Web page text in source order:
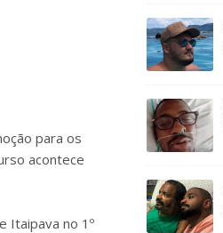
para os
acontece
Itaipava no 1º